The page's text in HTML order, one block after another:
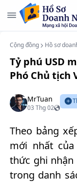
Cộng đồng Hồ sơ
Tỷ phú USD
Phó Chủ tịch
MrTuan
03 Thg 02
Theo bảng
mới nhất
thức ghi
trong danh